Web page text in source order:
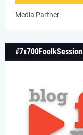
Media Partner
#7x700FoolkSession